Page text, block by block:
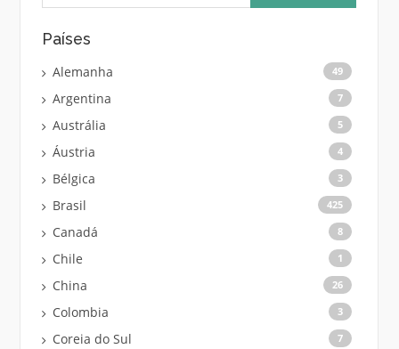
Países
Alemanha 49
Argentina 7
Austrália 5
Áustria 4
Bélgica 3
Brasil 425
Canadá 8
Chile 1
China 26
Colombia 3
Coreia do Sul 7